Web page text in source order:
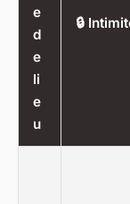
e
d
e
li
e
u
🔒